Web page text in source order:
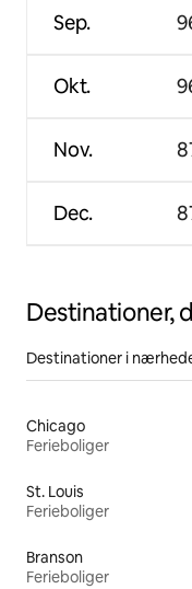
Sep.
Okt.
Nov.
Dec.
Destinationer,
Destinationer i
Chicago
Ferieboliger
St. Louis
Ferieboliger
Branson
Ferieboliger